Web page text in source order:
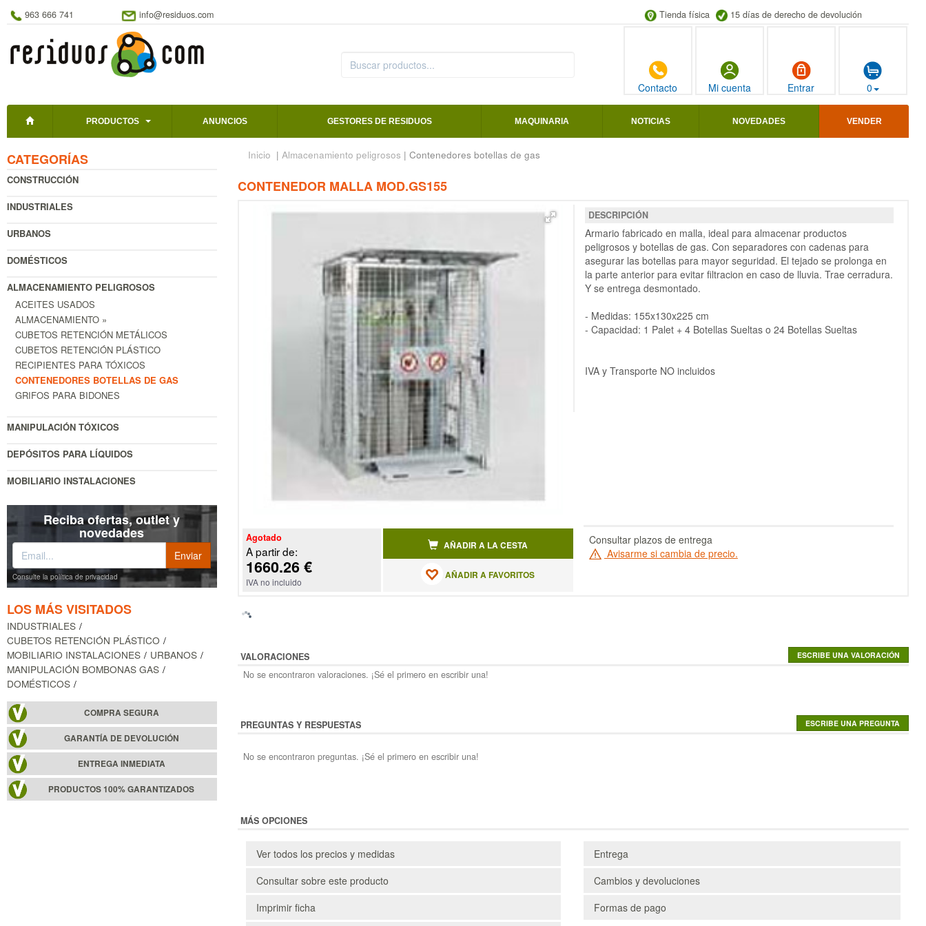
963 666 741 info@residuos.com Tienda física 15 días de derecho de devolución
Contacto Mi cuenta Entrar 0
PRODUCTOS ANUNCIOS GESTORES DE RESIDUOS MAQUINARIA NOTICIAS NOVEDADES VENDER
CATEGORÍAS
CONSTRUCCIÓN
INDUSTRIALES
URBANOS
DOMÉSTICOS
ALMACENAMIENTO PELIGROSOS
ACEITES USADOS
ALMACENAMIENTO »
CUBETOS RETENCIÓN METÁLICOS
CUBETOS RETENCIÓN PLÁSTICO
RECIPIENTES PARA TÓXICOS
CONTENEDORES BOTELLAS DE GAS
GRIFOS PARA BIDONES
MANIPULACIÓN TÓXICOS
DEPÓSITOS PARA LÍQUIDOS
MOBILIARIO INSTALACIONES
Reciba ofertas, outlet y
novedades
Consulte la política de privacidad
LOS MÁS VISITADOS
INDUSTRIALES
CUBETOS RETENCIÓN PLÁSTICO
MOBILIARIO INSTALACIONES
URBANOS
MANIPULACIÓN BOMBONAS GAS
DOMÉSTICOS
COMPRA SEGURA
GARANTÍA DE DEVOLUCIÓN
ENTREGA INMEDIATA
PRODUCTOS 100% GARANTIZADOS
Inicio | Almacenamiento peligrosos | Contenedores botellas de gas
CONTENEDOR MALLA MOD.GS155
DESCRIPCIÓN
Armario fabricado en malla, ideal para almacenar productos
peligrosos y botellas de gas. Con separadores con cadenas para
asegurar las botellas para mayor seguridad. El tejado se prolonga en
la parte anterior para evitar filtracion en caso de lluvia. Trae cerradura.
Y se entrega desmontado.
- Medidas: 155x130x225 cm
- Capacidad: 1 Palet + 4 Botellas Sueltas o 24 Botellas Sueltas
IVA y Transporte NO incluidos
Agotado
A partir de:
1660.26 €
IVA no incluido
AÑADIR A LA CESTA
AÑADIR A FAVORITOS
Consultar plazos de entrega
Avisarme si cambia de precio.
VALORACIONES
No se encontraron valoraciones. ¡Sé el primero en escribir una!
PREGUNTAS Y RESPUESTAS
No se encontraron preguntas. ¡Sé el primero en escribir una!
MÁS OPCIONES
Ver todos los precios y medidas
Consultar sobre este producto
Imprimir ficha
Entrega
Cambios y devoluciones
Formas de pago